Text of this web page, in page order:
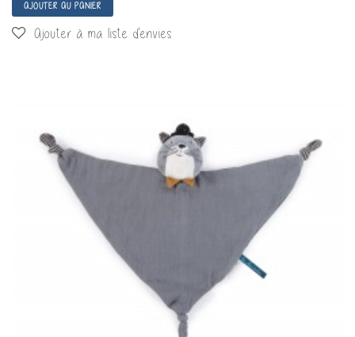
AJOUTER AU PANIER
Ajouter à ma liste d'envies